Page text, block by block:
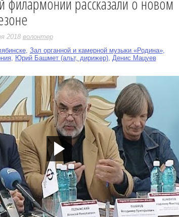
2018 волонтер
, Зал органной и камерной музыки «Родина»,
, Юрий Башмет (альт, дирижер), Денис Мацуев